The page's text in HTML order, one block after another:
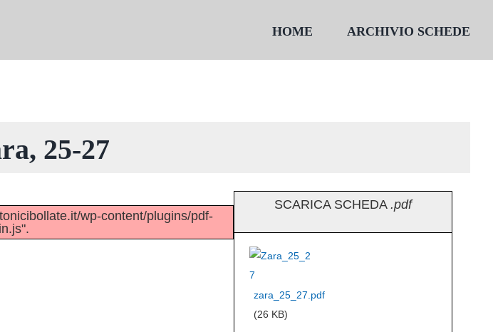
HOME ARCHIVIO SCHEDE
25-27
wp-content/plugins/pdf-
SCARICA SCHEDA .pdf
zara_25_27.pdf
(26 KB)